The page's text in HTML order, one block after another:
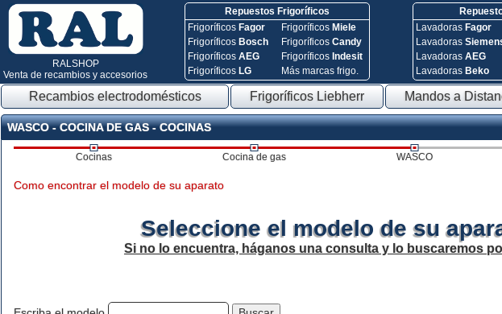
RALSHOP
Venta de recambios y accesorios
Repuestos Frigoríficos
Frigoríficos Fagor
Frigoríficos Bosch
FrigoríficosAEG
Frigoríficos LG
Frigoríficos Miele
FrigoríficosCandy
Frigoríficos Indesit
Más marcas frigo.
Lavadoras Fagor
Lavadoras
Lavadoras AEG
Lavadoras Beko
Recambios electrodomésticos Frigoríficos Liebherr Mandos a
WASCO - COCINA DE GAS - COCINAS
Cocinas Cocina de gas WASCO
Como encontrar el modelo de su aparato
Seleccione el modelo de su
Si no lo encuentra, háganos una consulta y lo buscaremos